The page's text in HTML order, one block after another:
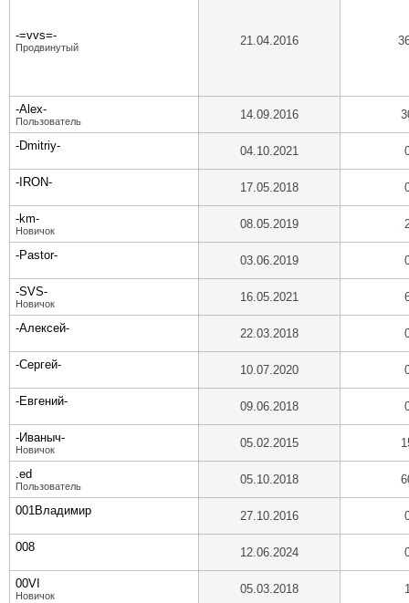
-=vvs=-
Продвинутый 21.04.2016
-Alex-
Пользователь 14.09.2016
-Dmitriy- 04.10.2021
-IRON- 17.05.2018
-km-
Новичок 08.05.2019
-Pastor- 03.06.2019
-SVS-
Новичок 16.05.2021
-Алексей- 22.03.2018
-Сергей- 10.07.2020
-Евгений- 09.06.2018
-Иваныч-
Новичок 05.02.2015
.ed
Пользователь 05.10.2018
001Владимир 27.10.2016
008 12.06.2024
00VI
Новичок 05.03.2018